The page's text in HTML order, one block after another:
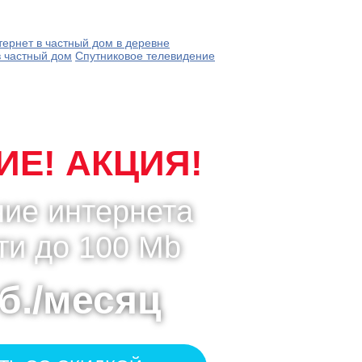
в частный дом в деревне
частный дом Спутниковое телевидение
АКЦИЯ!
интернета
до 100 Mb
месяц